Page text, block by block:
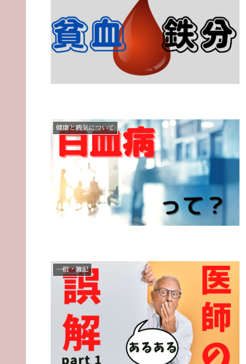
健康と病気について
一般・雑記